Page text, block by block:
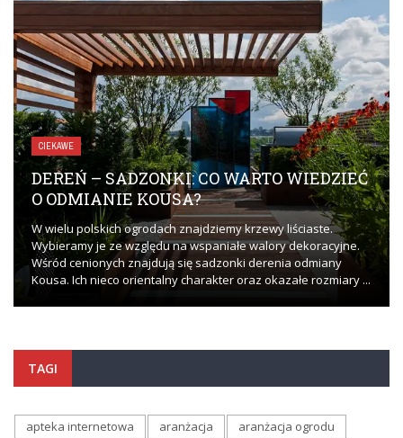
CIEKAWE
DEREŃ – SADZONKI: CO WARTO WIEDZIEĆ
O ODMIANIE KOUSA?
W wielu polskich ogrodach znajdziemy krzewy liściaste.
Wybieramy je ze względu na wspaniałe walory dekoracyjne.
Wśród cenionych znajdują się sadzonki derenia odmiany
Kousa. Ich nieco orientalny charakter oraz okazałe rozmiary ...
TAGI
apteka internetowa aranżacja
aranżacja ogrodu